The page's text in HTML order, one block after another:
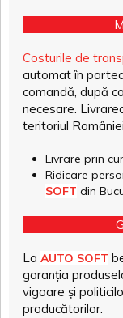
Costurile de
automat în
comandă, după
necesare.
teritoriul
Livrare prin
Ridicare
SOFT din
La AUTO SOFT
garanția
vigoare și
producătorilor.